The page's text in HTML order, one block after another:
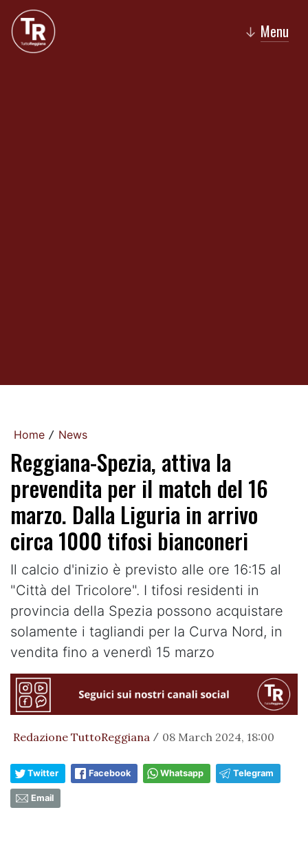
↓ Menu
Home / News
Reggiana-Spezia, attiva la
prevendita per il match del 16
marzo. Dalla Liguria in arrivo
circa 1000 tifosi bianconeri
Il calcio d'inizio è previsto alle ore 16:15 al
"Città del Tricolore". I tifosi residenti in
provincia della Spezia possono acquistare
solamente i tagliandi per la Curva Nord, in
vendita fino a venerdì 15 marzo
Redazione TuttoReggiana / 08 March 2024, 18:00
Twitter Facebook Whatsapp Telegram
Email